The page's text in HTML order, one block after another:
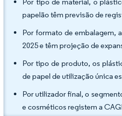
papelão têm previsão de
Por formato de embalagem,
2025 e têm projeção de
Por tipo de produto, os
de papel de utilização única
Por utilizador final, o
e cosméticos registem a